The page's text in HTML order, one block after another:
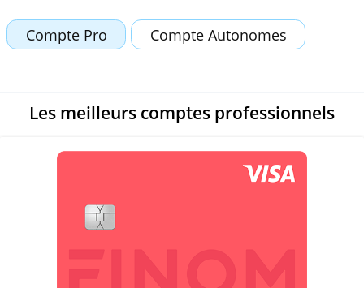
fournisseur.
Les meilleurs comptes